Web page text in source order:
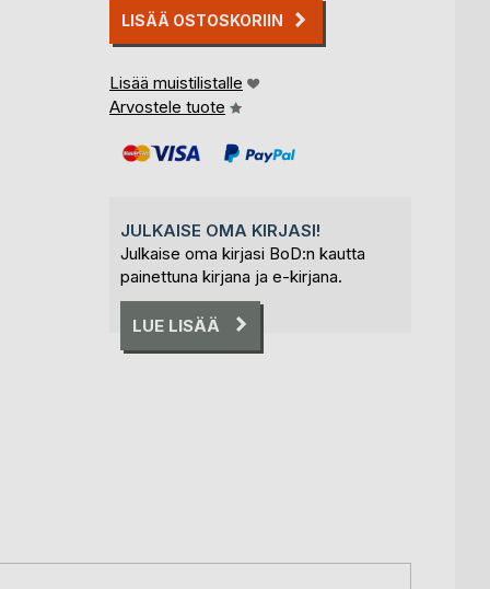
LISÄÄ OSTOSKORIIN
Lisää muistilistalle
Arvostele tuote
JULKAISE OMA KIRJASI!
Julkaise oma kirjasi BoD:n kautta
painettuna kirjana ja e-kirjana.
LUE LISÄÄ